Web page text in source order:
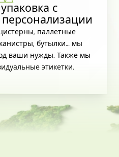
с
паллетные
бутылки… мы
ваши нужды. Также мы
этикетки.